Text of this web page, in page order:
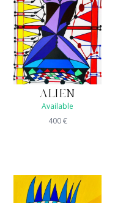
ALIEN
Available
400€